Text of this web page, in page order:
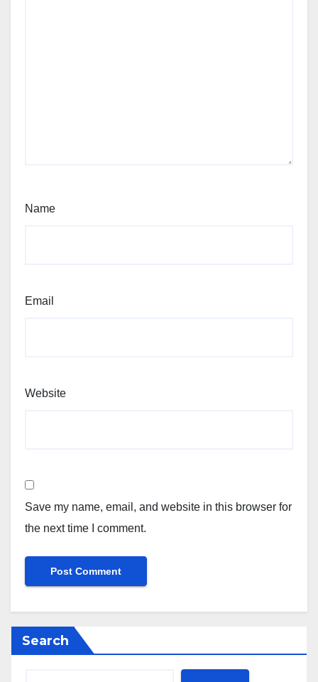
Name
Email
Website
Save my name, email, and website in this browser for
the next time I comment.
Search